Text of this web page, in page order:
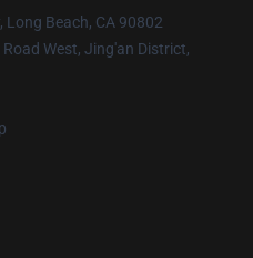
Long Beach, CA 90802
West, Jing'an District,